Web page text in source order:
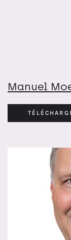
Manuel